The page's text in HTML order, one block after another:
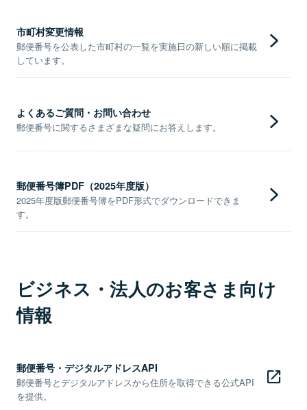
市町村変更情報
郵便番号を公表した市町村の一覧を実施日の新しい順に掲載
しています。
よくあるご質問・お問い合わせ
郵便番号に関するさまざまな疑問にお答えします。
郵便番号簿PDF（2025年度版）
2025年度版郵便番号簿をPDF形式でダウンロードできま
す。
ビジネス・法人のお客さま向け
情報
郵便番号・デジタルアドレスAPI
郵便番号とデジタルアドレスから住所を取得できる公式API
を提供。